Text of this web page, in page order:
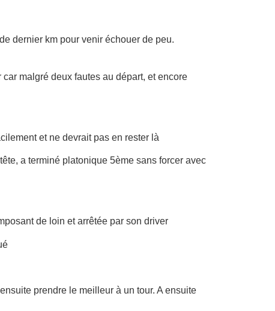
dernier km pour venir échouer de peu.
malgré deux fautes au départ, et encore
et ne devrait pas en rester là
a terminé platonique 5ème sans forcer avec
de loin et arrêtée par son driver
prendre le meilleur à un tour. A ensuite